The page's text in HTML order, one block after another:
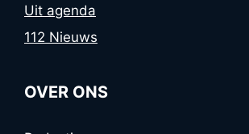
Uit agenda
112 Nieuws
OVER ONS